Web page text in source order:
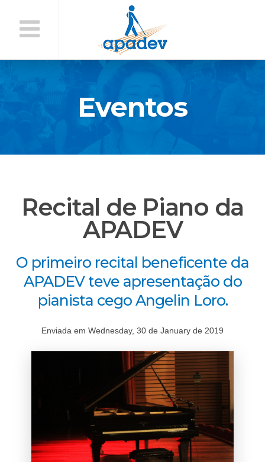
Conteúdo
Eventos
Recital de Piano da
APADEV
O primeiro recital beneficente da
APADEV teve apresentação do
pianista cego Angelin Loro.
Enviada em Wednesday, 30 de January de 2019